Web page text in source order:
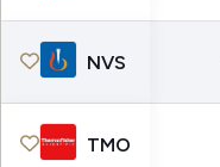
NVS
TMO